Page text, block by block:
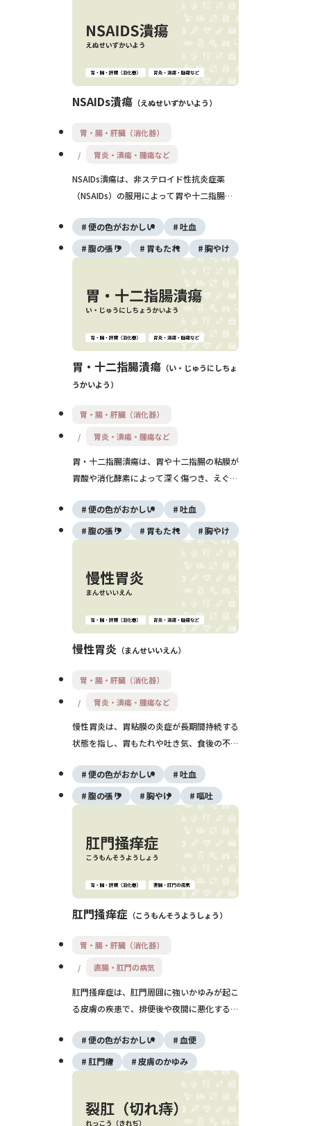
NSAIDs潰瘍 えぬせいずかいよう
胃・腸・肝臓（消化器）
胃炎・潰瘍・腫瘍など
NSAIDs潰瘍は、非ステロイド性抗炎症薬
（NSAIDs）の服用によって胃や十二指腸の
障害です。みぞおちの痛みや黒色便、出血を
伴うこともあり、重症化すると穿孔やショッ
クを起こすこともあります。特に高齢者では
無症状のまま進行する例もあるため、予防薬
の併用や定期的な検査が重要です。
便の色がおかしい
吐血
腹の張り
胃もたれ 胸やけ
胃・十二指腸潰瘍
い・じゅうにしちょ
うかいよう
胃・腸・肝臓（消化器）
胃炎・潰瘍・腫瘍など
胃・十二指腸潰瘍は、胃や十二指腸の粘膜が
胃酸や消化酵素によって深く傷つき、えぐれ
NSAIDsの使用が主な原因で、みぞおちの痛
みや黒色便、吐血などの症状を伴います。再
発しやすい病気ですが、適切な治療と除菌、
生活習慣の改善によってコントロールが可能
です。
便の色がおかしい
吐血
腹の張り
胃もたれ 胸やけ
慢性胃炎 まんせいいえん
胃・腸・肝臓（消化器）
胃炎・潰瘍・腫瘍など
慢性胃炎は、胃粘膜の炎症が長期間持続する
状態を指し、胃もたれや吐き気、食後の不快
主な原因はピロリ菌感染や長期的な薬剤、ス
トレスなどで、胃粘膜の萎縮や腸上皮化生を
伴うこともあります。症状が乏しいこともあ
るため、内視鏡検査による定期的な観察と必
要に応じた治療が重要です。
便の色がおかしい
吐血
腹の張り
胸やけ 嘔吐
肛門掻痒症 こうもんそうようしょう
胃・腸・肝臓（消化器）
直腸・肛門の病気
肛門掻痒症は、肛門周囲に強いかゆみが起こ
る皮膚の疾患で、排便後や夜間に悪化するこ
ギー、感染などが原因となり、慢性化すると
皮膚がただれたり肥厚することもあります。
原因の特定と適切なスキンケア、薬物治療が
便の色がおかしい
血便
肛門痛
皮膚のかゆみ